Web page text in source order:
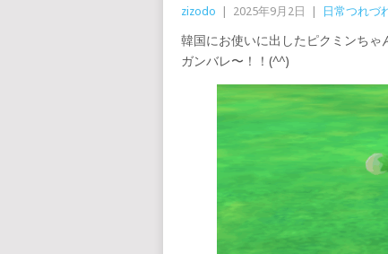
zizodo 2025年9月2日 日常つれづ
韓国にお使いに出したピクミンちゃ
ガンバレ〜！！(^^)